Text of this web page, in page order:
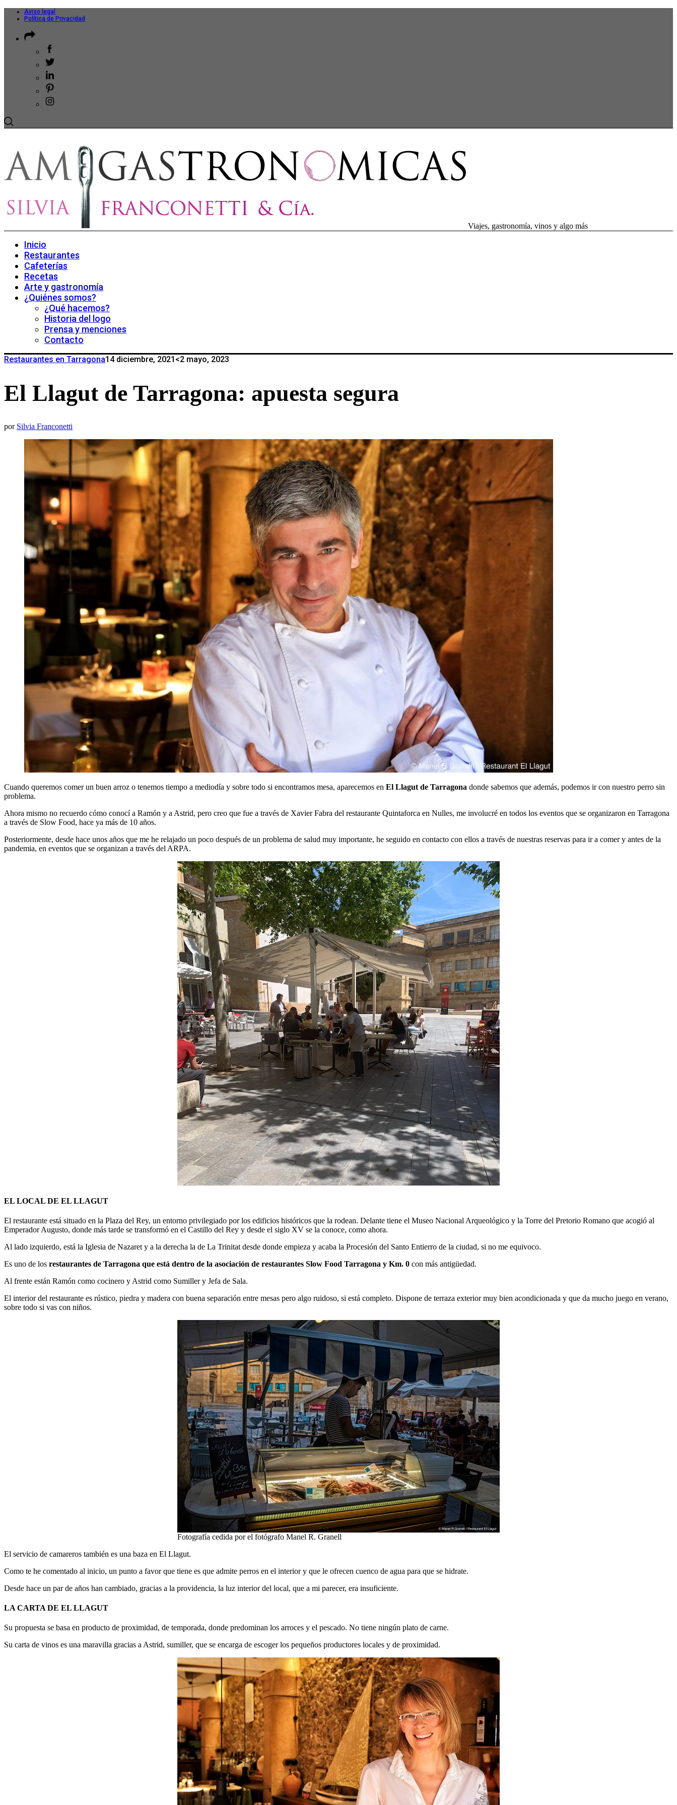
Aviso legal
Política de Privacidad
Viajes, gastronomía, vinos y algo más
Inicio
Restaurantes
Cafeterías
Recetas
Arte y gastronomía
¿Quiénes somos?
¿Qué hacemos?
Historia del logo
Prensa y menciones
Contacto
Restaurantes en Tarragona14 diciembre, 2021 <2 mayo, 2023
El Llagut de Tarragona: apuesta segura
por Silvia Franconetti
Cuando queremos comer un buen arroz o tenemos tiempo a mediodía y sobre todo si encontramos mesa, aparecemos en El Llagut de Tarragona donde sabemos que además, podemos ir con nuestro perro sin
problema.
Ahora mismo no recuerdo cómo conocí a Ramón y a Astrid, pero creo que fue a través de Xavier Fabra del restaurante Quintaforca en Nulles, me involucré en todos los eventos que se organizaron en Tarragona
a través de Slow Food, hace ya más de 10 años.
Posteriormente, desde hace unos años que me he relajado un poco después de un problema de salud muy importante, he seguido en contacto con ellos a través de nuestras reservas para ir a comer y antes de la
pandemia, en eventos que se organizan a través del ARPA.
EL LOCAL DE EL LLAGUT
El restaurante está situado en la Plaza del Rey, un entorno privilegiado por los edificios históricos que la rodean. Delante tiene el Museo Nacional Arqueológico y la Torre del Pretorio Romano que acogió al
Emperador Augusto, donde más tarde se transformó en el Castillo del Rey y desde el siglo XV se la conoce, como ahora.
Al lado izquierdo, está la Iglesia de Nazaret y a la derecha la de La Trinitat desde donde empieza y acaba la Procesión del Santo Entierro de la ciudad, si no me equivoco.
Es uno de los restaurantes de Tarragona que está dentro de la asociación de restaurantes Slow Food Tarragona y Km. 0 con más antigüedad.
Al frente están Ramón como cocinero y Astrid como Sumiller y Jefa de Sala.
El interior del restaurante es rústico, piedra y madera con buena separación entre mesas pero algo ruidoso, si está completo. Dispone de terraza exterior muy bien acondicionada y que da mucho juego en verano,
sobre todo si vas con niños.
Fotografía cedida por el fotógrafo Manel R. Granell
El servicio de camareros también es una baza en El Llagut.
Como te he comentado al inicio, un punto a favor que tiene es que admite perros en el interior y que le ofrecen cuenco de agua para que se hidrate.
Desde hace un par de años han cambiado, gracias a la providencia, la luz interior del local, que a mi parecer, era insuficiente.
LA CARTA DE EL LLAGUT
Su propuesta se basa en producto de proximidad, de temporada, donde predominan los arroces y el pescado. No tiene ningún plato de carne.
Su carta de vinos es una maravilla gracias a Astrid, sumiller, que se encarga de escoger los pequeños productores locales y de proximidad.